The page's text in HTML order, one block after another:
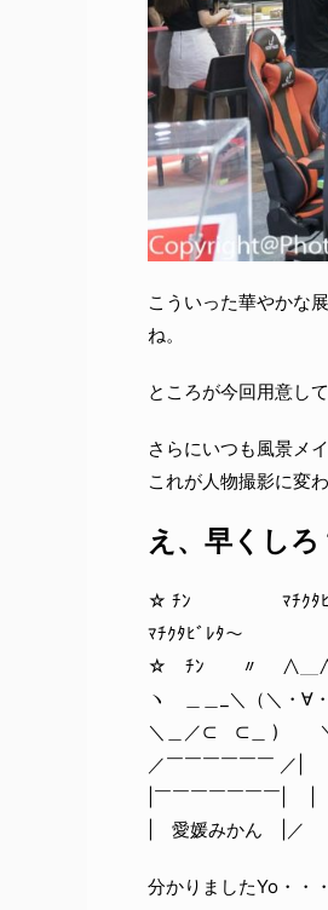
こういった華やかな
ね。
ところが今回用意し
さらにいつも風景メ
これが人物撮影に変
え、早くしろ
☆ ﾁﾝ ﾏﾁｸﾀﾋﾞ
ﾏﾁｸﾀﾋﾞﾚﾀ～
☆ ﾁﾝ 〃 ∧＿∧ ／
ヽ ＿＿_＼（＼・∀
＼＿／⊂ ⊂＿ ) ＼＿
／￣￣￣￣￣￣ ／|
|￣￣￣￣￣￣￣| |
| 愛媛みかん |／
分かりましたYo・・・